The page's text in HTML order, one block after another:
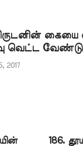
கையை
வெட்ட
2017
186.